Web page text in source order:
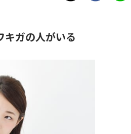
キガの人がいる